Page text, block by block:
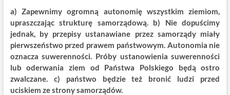
a) Zapewnimy ogromną autonomię wszystkim ziemiom,
upraszczając strukturę samorządową. b) Nie dopuścimy
jednak, by przepisy ustanawiane przez samorządy miały
pierwszeństwo przed prawem państwowym. Autonomia nie
oznacza suwerenności. Próby ustanowienia suwerenności
lub oderwania ziem od Państwa Polskiego będą ostro
zwalczane. c) państwo będzie też bronić ludzi przed
uciskiem ze strony samorządów.